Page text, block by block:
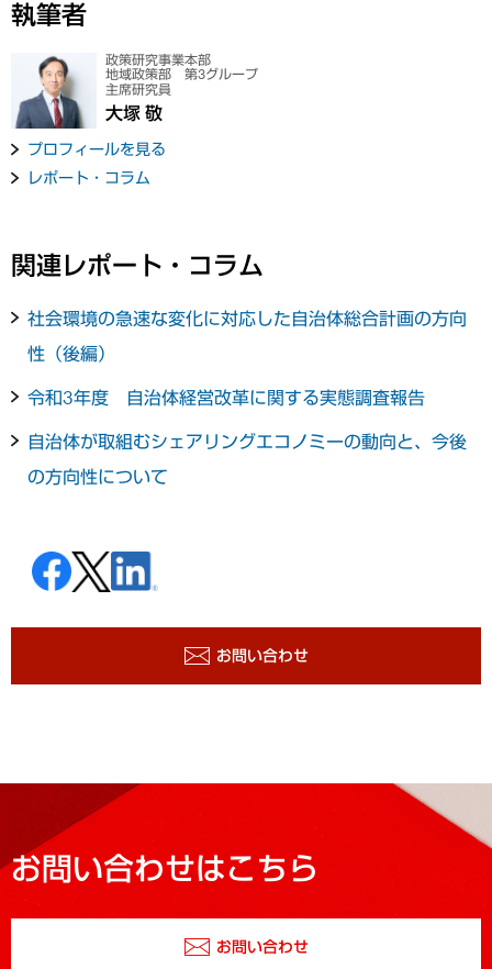
執筆者
政策研究事業本部
地域政策部 第3グループ
主席研究員
大塚 敬
プロフィールを見る
レポート・コラム
関連レポート・コラム
社会環境の急速な変化に対応した自治体総合計画の方向
性（後編）
令和3年度 自治体経営改革に関する実態調査報告
自治体が取組むシェアリングエコノミーの動向と、今後
の方向性について
お問い合わせ
お問い合わせはこちら
お問い合わせ